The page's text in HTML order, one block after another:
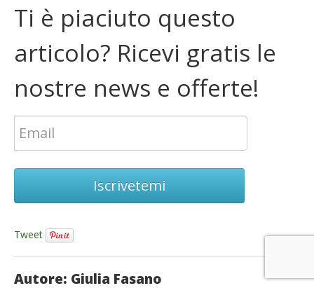
Ti è piaciuto questo
articolo? Ricevi gratis le
nostre news e offerte!
Iscrivetemi
Tweet
Autore: Giulia Fasano